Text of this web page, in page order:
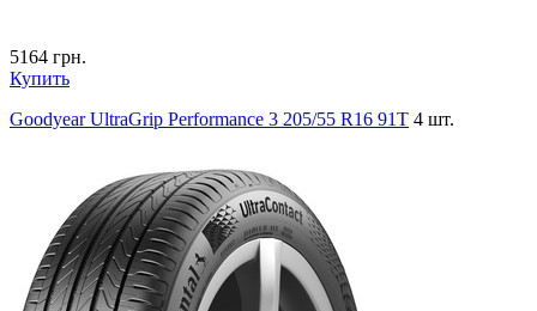
5164 грн.
Купить
Goodyear UltraGrip Performance 3 205/55 R16 91T 4 шт.